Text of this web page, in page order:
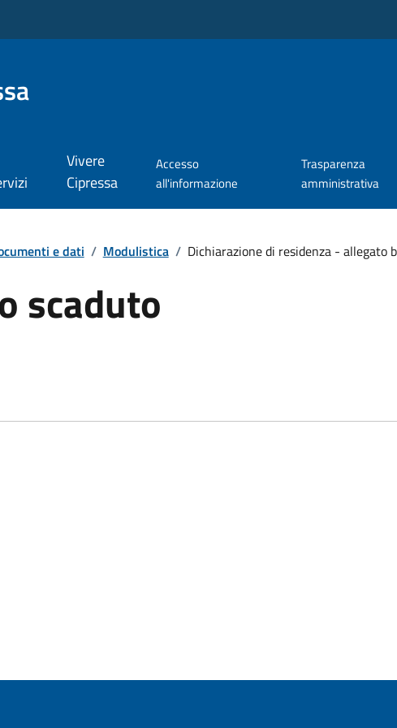
Vivere
Cipressa
Accesso
all'informazione
Trasparenza
amministrativa
e dati / Modulistica / Dichiarazione di residenza - allegato b
scaduto